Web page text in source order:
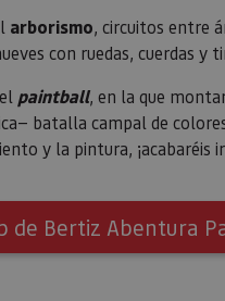
arborismo, circuitos entre
con ruedas, cuerdas y
paintball, en la que
batalla campal de
y la pintura, ¡acabaréis
de Bertiz Abentura